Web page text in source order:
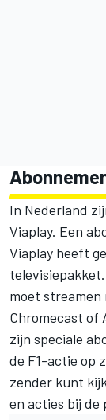
In Nederland
Viaplay. Een
Viaplay heeft
moet streamen
Chromecast of
zijn speciale
de F1-actie op
zender kunt
en acties bij de